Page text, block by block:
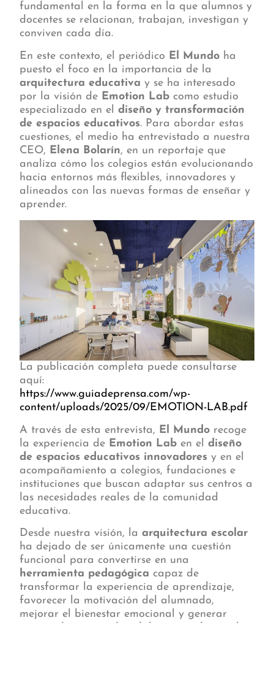
fundamental en la forma en la que alumnos y
docentes se relacionan, trabajan, investigan y
conviven cada día.
En este contexto, el periódico El Mundo ha
puesto el foco en la importancia de la
arquitectura educativa y se ha interesado
por la visión de Emotion Lab como estudio
especializado en eldiseño y transformación
de espacios educativos. Para abordar estas
cuestiones, el medio ha entrevistado a nuestra
CEO, Elena Bolarín, en un reportaje que
analiza cómo los colegios están evolucionando
hacia entornos más flexibles, innovadores y
alineados con las nuevas formas de enseñar y
aprender.
La publicación completa puede consultarse
aquí:
https://www.guiadeprensa.com/wp-
content/uploads/2025/09/EMOTION-LAB.pdf
A través de esta entrevista, El Mundo recoge
la experiencia de Emotion Lab en eldiseño
de espacios educativos innovadores y en el
acompañamiento a colegios, fundaciones e
instituciones que buscan adaptar sus centros a
las necesidades reales de la comunidad
educativa.
Desde nuestra visión, laarquitectura escolar
ha dejado de ser únicamente una cuestión
funcional para convertirse en una
herramienta pedagógica capaz de
transformar la experiencia de aprendizaje,
favorecer la motivación del alumnado,
mejorar el bienestar emocional y generar